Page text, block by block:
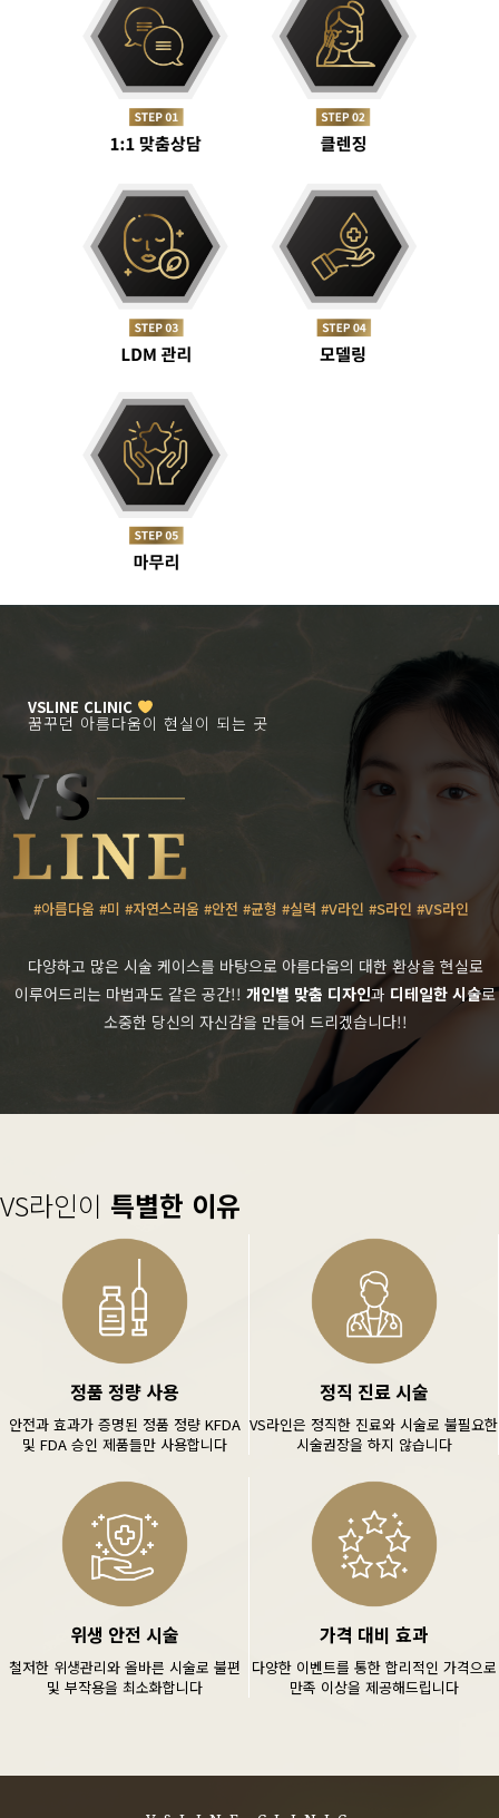
VSLINE CLINIC
꿈꾸던 아름다움이 현실이 되는 곳
#아름다움 #미 #자연스러움 #안전 #균형 #실력 #V라인 #S라인 #VS라인
다양하고 많은 시술 케이스를 바탕으로 아름다움의 대한 환상을 현실로
이루어드리는 마법과도 같은 공간!! 개인별 맞춤 디자인과 디테일한 시술로
소중한 당신의 자신감을 만들어 드리겠습니다!!
VS라인이 특별한 이유
정품 정량 사용
안전과 효과가 증명된 정품 정량 KFDA
및 FDA 승인 제품들만 사용합니다
정직 진료 시술
VS라인은 정직한 진료와 시술로 불필요한
시술권장을 하지 않습니다
위생 안전 시술
철저한 위생관리와 올바른 시술로 불편
및 부작용을 최소화합니다
가격 대비 효과
다양한 이벤트를 통한 합리적인 가격으로
만족 이상을 제공해드립니다